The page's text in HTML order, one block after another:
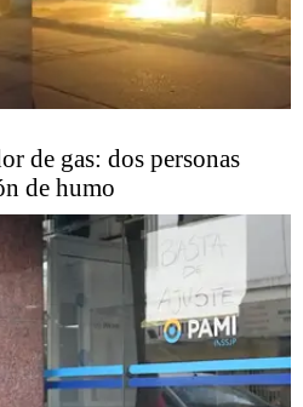
de gas: dos personas
de humo